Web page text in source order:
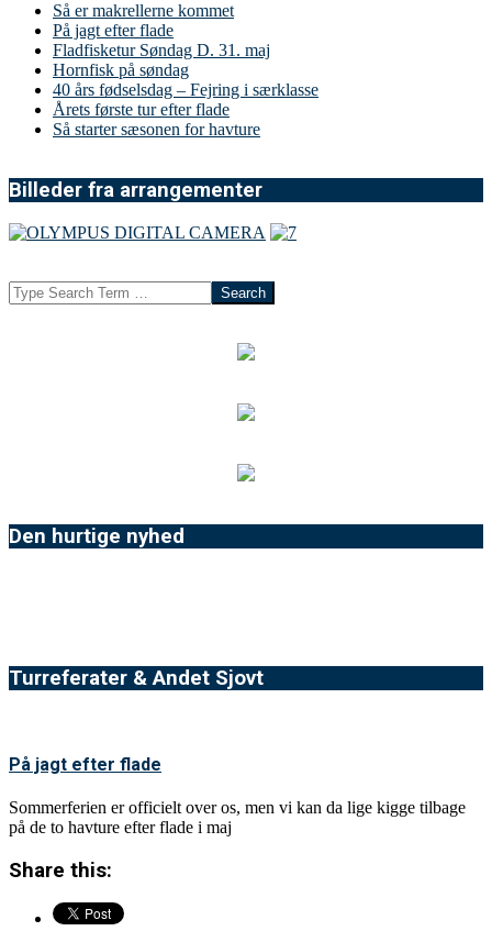
Så er makrellerne kommet
På jagt efter flade
Fladfisketur Søndag D. 31. maj
Hornfisk på søndag
40 års fødselsdag – Fejring i særklasse
Årets første tur efter flade
Så starter sæsonen for havture
Billeder fra arrangementer
Search
Den hurtige nyhed
Turreferater & Andet Sjovt
På jagt efter flade
Sommerferien er officielt over os, men vi kan da lige kigge tilbage
på de to havture efter flade i maj
Share this: